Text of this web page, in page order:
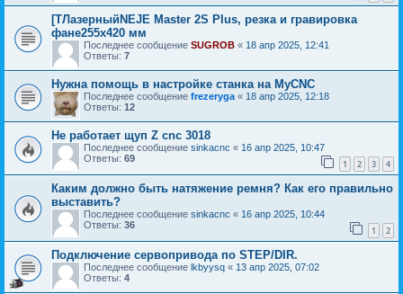
[ТЛазерныйNEJE Master 2S Plus, резка и гравировка
фане255x420 мм
Последнее сообщение SUGROB « 18 апр 2025, 12:41
Ответы: 7
Нужна помощь в настройке станка на MyCNC
Последнее сообщение frezeryga« 18 апр 2025, 12:18
Ответы: 12
Не работает щуп Z cnc 3018
Последнее сообщение sinkacnc « 16 апр 2025, 10:47
Ответы: 69 1 2 3 4
Каким должно быть натяжение ремня? Как его правильно
выставить?
Последнее сообщение sinkacnc « 16 апр 2025, 10:44
Ответы: 36 1 2
Подключение сервопривода по STEP/DIR.
Последнее сообщение lkbyysq « 13 апр 2025, 07:02
Ответы: 4